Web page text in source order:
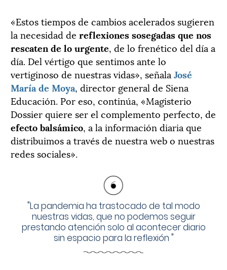
«Estos tiempos de cambios acelerados sugieren
la necesidad de reflexiones sosegadas que nos
rescaten de lo urgente, de lo frenético del día a
día. Del vértigo que sentimos ante lo
vertiginoso de nuestras vidas», señala José
María de Moya, director general de Siena
Educación. Por eso, continúa, «Magisterio
Dossier quiere ser el complemento perfecto, de
efecto balsámico, a la información diaria que
distribuimos a través de nuestra web o nuestras
redes sociales».
"La pandemia ha trastocado de tal modo
nuestras vidas, que no podemos seguir
prestando atención solo al acontecer diario
sin espacio para la reflexión "